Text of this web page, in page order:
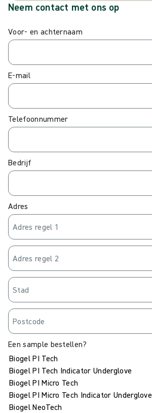
Neem contact met ons op
Voor- en achternaam
E-mail
Telefoonnummer
Bedrijf
Adres
Een sample bestellen?
Biogel PI Tech
Biogel PI Tech Indicator Underglove
Biogel PI Micro Tech
Biogel PI Micro Tech Indicator Underglove
Biogel NeoTech